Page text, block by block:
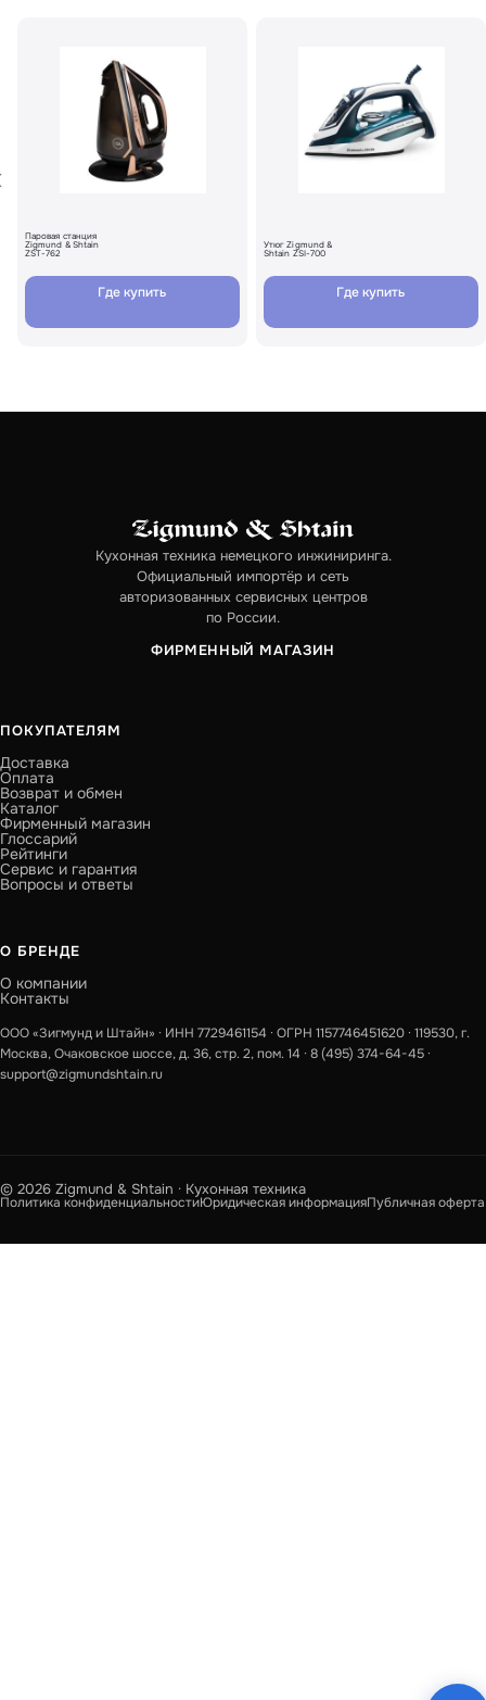
Паровая станция
Zigmund & Shtain
ZST-762
Где купить
Утюг Zigmund &
Shtain ZSI-700
Где купить
Кухонная техника немецкого инжиниринга.
Официальный импортёр и сеть
авторизованных сервисных центров
по России.
ФИРМЕННЫЙ МАГАЗИН
ПОКУПАТЕЛЯМ
Доставка
Оплата
Возврат и обмен
Каталог
Фирменный магазин
Глоссарий
Рейтинги
Сервис и гарантия
Вопросы и ответы
О БРЕНДЕ
О компании
Контакты
ООО «Зигмунд и Штайн» · ИНН 7729461154 · ОГРН 1157746451620 · 119530, г.
Москва, Очаковское шоссе, д. 36, стр. 2, пом. 14 · 8 (495) 374-64-45 ·
support@zigmundshtain.ru
© 2026 Zigmund & Shtain · Кухонная техника
Политика конфиденциальностиЮридическая информацияПубличная оферта